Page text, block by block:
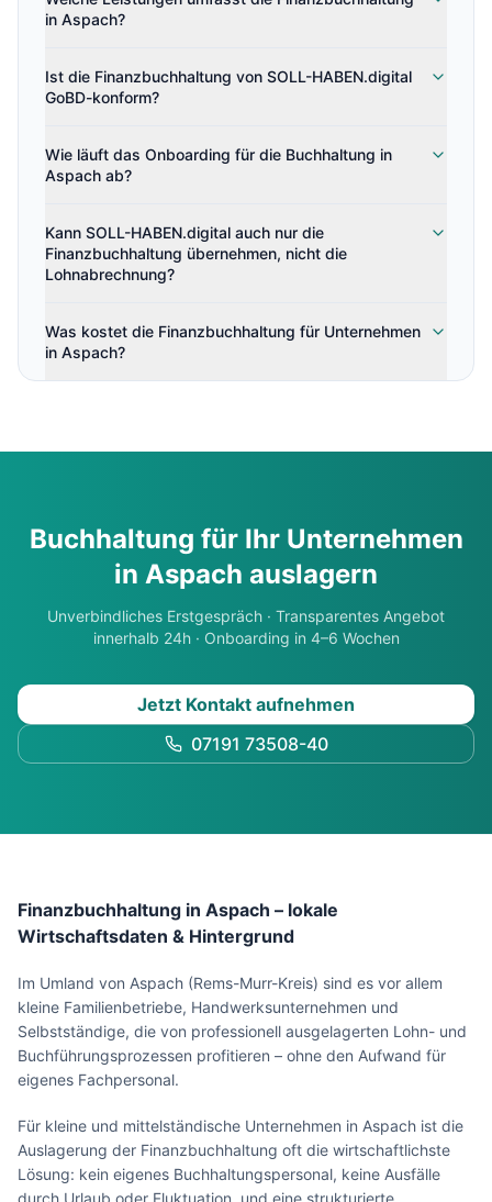
in Aspach?
Ist die Finanzbuchhaltung von SOLL-HABEN.digital
GoBD-konform?
Wie läuft das Onboarding für die Buchhaltung in
Aspach ab?
Kann SOLL-HABEN.digital auch nur die
Finanzbuchhaltung übernehmen, nicht die
Lohnabrechnung?
Was kostet die Finanzbuchhaltung für Unternehmen
in Aspach?
Buchhaltung für Ihr Unternehmen
in Aspach auslagern
Unverbindliches Erstgespräch · Transparentes Angebot
innerhalb 24h · Onboarding in 4–6 Wochen
Jetzt Kontakt aufnehmen
07191 73508-40
Finanzbuchhaltung in Aspach – lokale
Wirtschaftsdaten & Hintergrund
Im Umland von Aspach (Rems-Murr-Kreis) sind es vor allem
kleine Familienbetriebe, Handwerksunternehmen und
Selbstständige, die von professionell ausgelagerten Lohn- und
Buchführungsprozessen profitieren – ohne den Aufwand für
eigenes Fachpersonal.
Für kleine und mittelständische Unternehmen in Aspach ist die
Auslagerung der Finanzbuchhaltung oft die wirtschaftlichste
Lösung: kein eigenes Buchhaltungspersonal, keine Ausfälle
durch Urlaub oder Fluktuation, und eine strukturierte